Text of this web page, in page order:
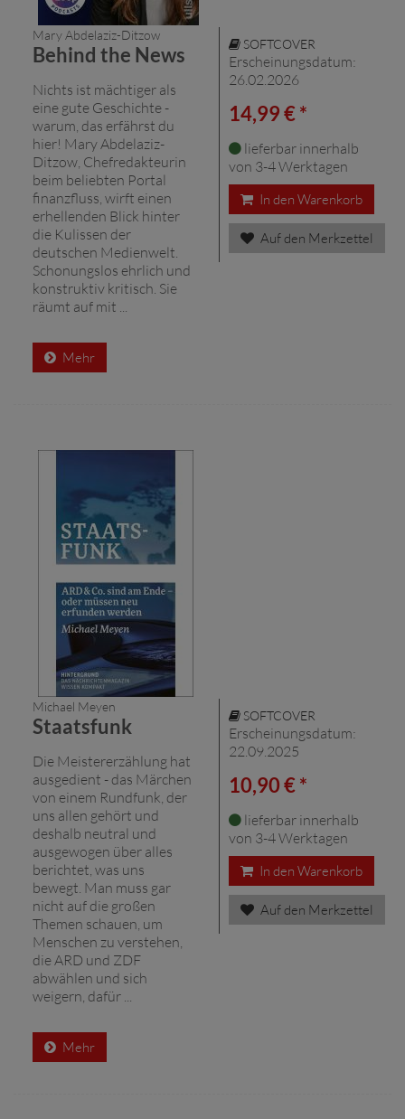
Mary Abdelaziz-Ditzow
Behind the News
Nichts ist mächtiger als
eine gute Geschichte -
warum, das erfährst du
hier! Mary Abdelaziz-
Ditzow, Chefredakteurin
beim beliebten Portal
finanzfluss, wirft einen
erhellenden Blick hinter
die Kulissen der
deutschen Medienwelt.
Schonungslos ehrlich und
konstruktiv kritisch. Sie
räumt auf mit ...
Mehr
SOFTCOVER
Erscheinungsdatum:
26.02.2026
14,99 € *
lieferbar innerhalb
von 3-4 Werktagen
In den Warenkorb
Auf den Merkzettel
Michael Meyen
Staatsfunk
Die Meistererzählung hat
ausgedient - das Märchen
von einem Rundfunk, der
uns allen gehört und
deshalb neutral und
ausgewogen über alles
berichtet, was uns
bewegt. Man muss gar
nicht auf die großen
Themen schauen, um
Menschen zu verstehen,
die ARD und ZDF
abwählen und sich
weigern, dafür ...
Mehr
SOFTCOVER
Erscheinungsdatum:
22.09.2025
10,90 € *
lieferbar innerhalb
von 3-4 Werktagen
In den Warenkorb
Auf den Merkzettel